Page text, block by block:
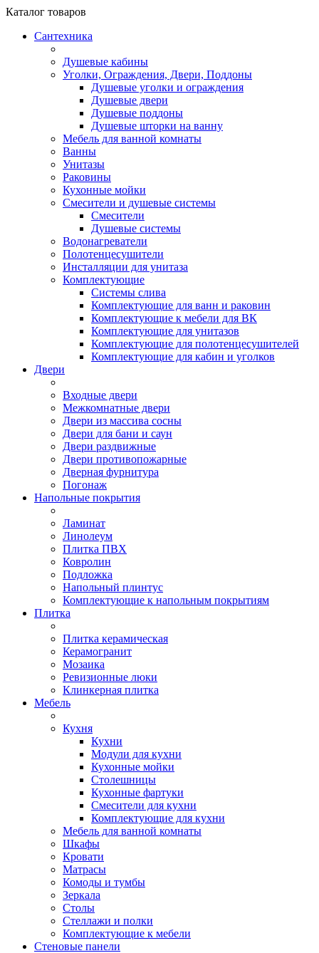
Каталог товаров
Сантехника
Душевые кабины
Уголки, Ограждения, Двери, Поддоны
Душевые уголки и ограждения
Душевые двери
Душевые поддоны
Душевые шторки на ванну
Мебель для ванной комнаты
Ванны
Унитазы
Раковины
Кухонные мойки
Смесители и душевые системы
Смесители
Душевые системы
Водонагреватели
Полотенцесушители
Инсталляции для унитаза
Комплектующие
Системы слива
Комплектующие для ванн и раковин
Комплектующие к мебели для ВК
Комплектующие для унитазов
Комплектующие для полотенцесушителей
Комплектующие для кабин и уголков
Двери
Входные двери
Межкомнатные двери
Двери из массива сосны
Двери для бани и саун
Двери раздвижные
Двери противопожарные
Дверная фурнитура
Погонаж
Напольные покрытия
Ламинат
Линолеум
Плитка ПВХ
Ковролин
Подложка
Напольный плинтус
Комплектующие к напольным покрытиям
Плитка
Плитка керамическая
Керамогранит
Мозаика
Ревизионные люки
Клинкерная плитка
Мебель
Кухня
Кухни
Модули для кухни
Кухонные мойки
Столешницы
Кухонные фартуки
Смесители для кухни
Комплектующие для кухни
Мебель для ванной комнаты
Шкафы
Кровати
Матрасы
Комоды и тумбы
Зеркала
Столы
Стеллажи и полки
Комплектующие к мебели
Стеновые панели